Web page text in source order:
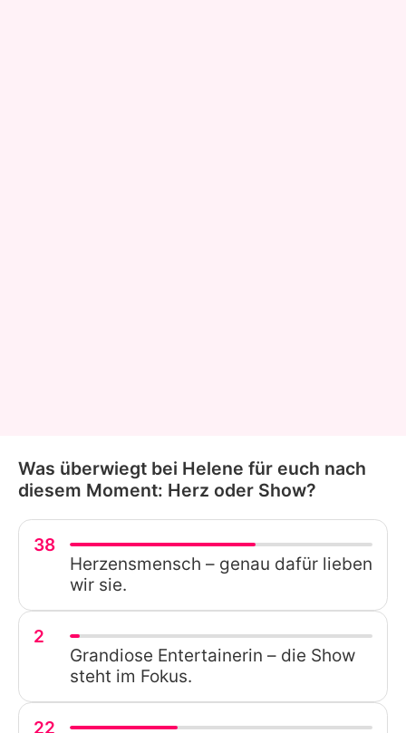
Was überwiegt bei Helene für euch nach
diesem Moment: Herz oder Show?
38
Herzensmensch – genau dafür lieben
wir sie.
2
Grandiose Entertainerin – die Show
steht im Fokus.
22